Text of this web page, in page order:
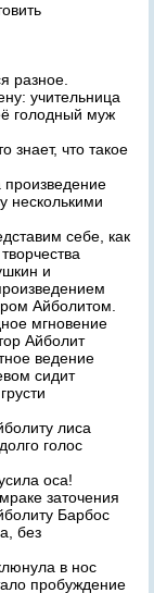
разное.
учительница
голодный муж
знает, что такое
произведение
несколькими
себе, как
и
Айболитом.
мгновение
Айболит
ведение
сидит
лиса
голос
оса!
заточения
Барбос
без
в нос
пробуждение